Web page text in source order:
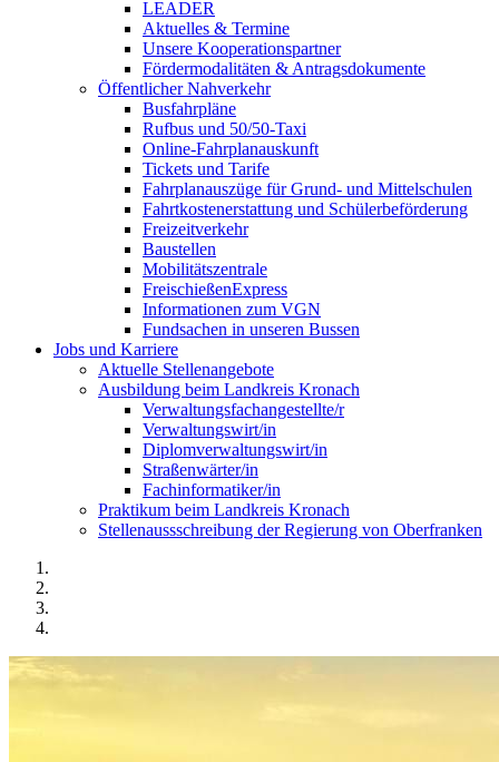
LEADER
Aktuelles & Termine
Unsere Kooperationspartner
Fördermodalitäten & Antragsdokumente
Öffentlicher Nahverkehr
Busfahrpläne
Rufbus und 50/50-Taxi
Online-Fahrplanauskunft
Tickets und Tarife
Fahrplanauszüge für Grund- und Mittelschulen
Fahrtkostenerstattung und Schülerbeförderung
Freizeitverkehr
Baustellen
Mobilitätszentrale
FreischießenExpress
Informationen zum VGN
Fundsachen in unseren Bussen
Jobs und Karriere
Aktuelle Stellenangebote
Ausbildung beim Landkreis Kronach
Verwaltungsfachangestellte/r
Verwaltungswirt/in
Diplomverwaltungswirt/in
Straßenwärter/in
Fachinformatiker/in
Praktikum beim Landkreis Kronach
Stellenaussschreibung der Regierung von Oberfranken